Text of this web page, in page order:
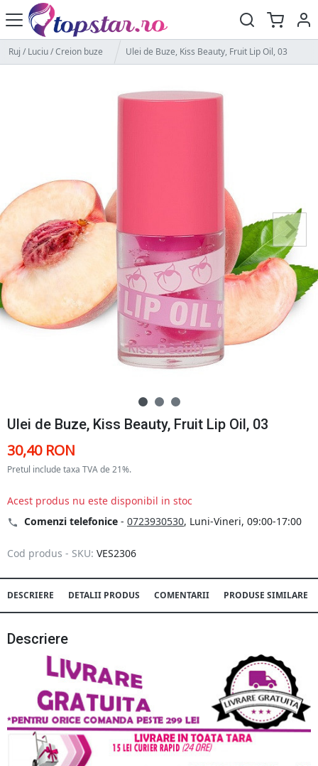
Ruj / Luciu / Creion buze Ulei de Buze, Kiss Beauty, Fruit Lip Oil, 03
Ulei de Buze, Kiss Beauty, Fruit Lip Oil, 03
30,40 RON
Pretul include taxa TVA de 21%.
Acest produs nu este disponibil in stoc
Comenzi telefonice - 0723930530, Luni-Vineri, 09:00-17:00
Cod produs - SKU: VES2306
DESCRIERE DETALII PRODUS COMENTARII PRODUSE SIMILARE
Descriere